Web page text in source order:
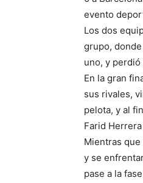
evento
Los dos
grupo,
uno, y
En la gran
sus rivales,
pelota, y al
Farid
Mientras que
y se
pase a la